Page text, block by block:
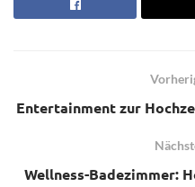
Entertainment zur
Wellness-Badezimmer: